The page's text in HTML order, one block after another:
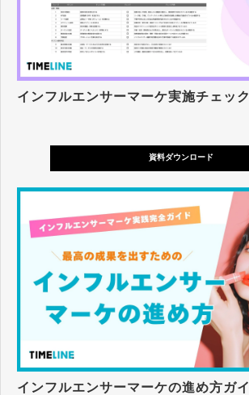
インフルエンサーマーケ実施チェッ
資料ダウンロード
インフルエンサーマーケの進め方ガ